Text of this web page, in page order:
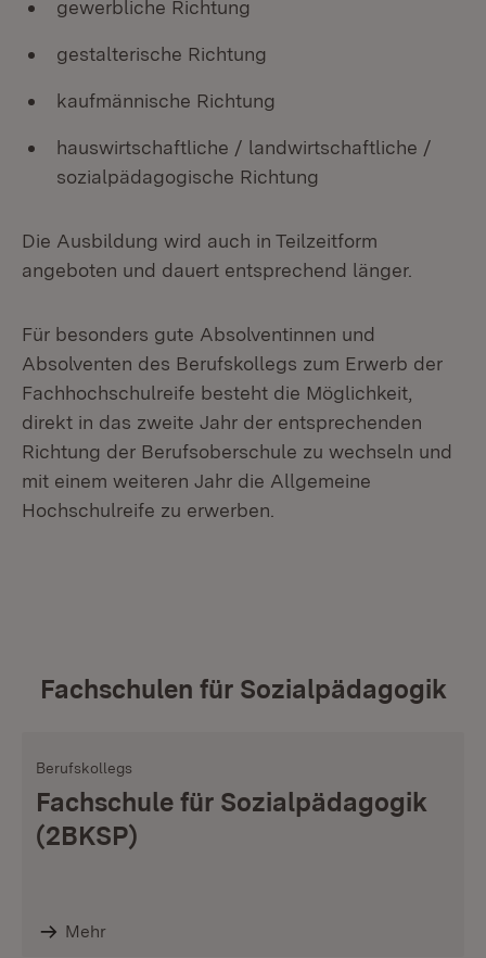
gewerbliche Richtung
gestalterische Richtung
kaufmännische Richtung
hauswirtschaftliche / landwirtschaftliche /
sozialpädagogische Richtung
Die Ausbildung wird auch in Teilzeitform
angeboten und dauert entsprechend länger.
Für besonders gute Absolventinnen und
Absolventen des Berufskollegs zum Erwerb der
Fachhochschulreife besteht die Möglichkeit,
direkt in das zweite Jahr der entsprechenden
Richtung der Berufsoberschule zu wechseln und
mit einem weiteren Jahr die Allgemeine
Hochschulreife zu erwerben.
Fachschulen für Sozialpädagogik
Berufskollegs
Fachschule für Sozialpädagogik
(2BKSP)
Mehr